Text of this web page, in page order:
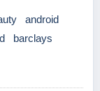
android
barclays